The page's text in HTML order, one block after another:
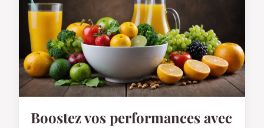
Boostez vos performances avec